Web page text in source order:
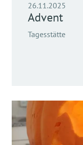
26.11.2025
Advent
Tagesstätte